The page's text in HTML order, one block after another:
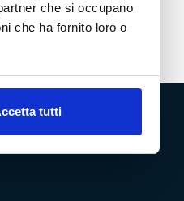
che si occupano
che ha fornito loro o
tutti